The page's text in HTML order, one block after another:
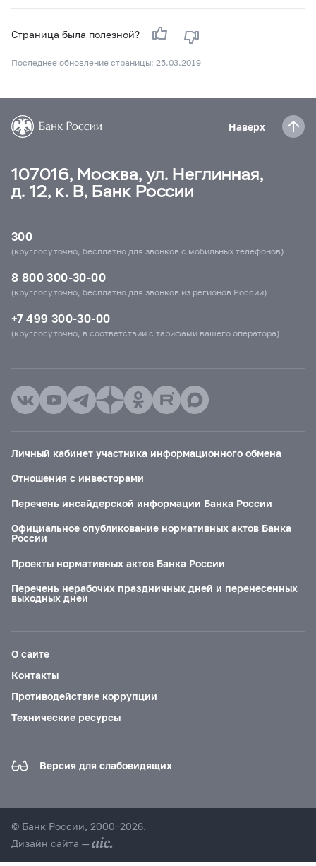
Страница была полезной?
Последнее обновление страницы: 25.03.2019
Наверх
107016, Москва, ул. Неглинная,
д. 12, к. В, Банк России
300
(круглосуточно, бесплатно для звонков с мобильных телефонов)
8 800 300-30-00
(круглосуточно, бесплатно для звонков из регионов России)
+7 499 300-30-00
(круглосуточно, в соответствии с тарифами вашего оператора)
Личный кабинет участника информационного обмена
Отношения с инвесторами
Перечень инсайдерской информации Банка России
Официальное опубликование нормативных актов Банка
России
Проекты нормативных актов Банка России
Перечень нерабочих праздничных дней и перенесенных
выходных дней
О сайте
Контакты
Противодействие коррупции
Технические ресурсы
Версия для слабовидящих
© Банк России, 2000–2026.
Дизайн сайта —